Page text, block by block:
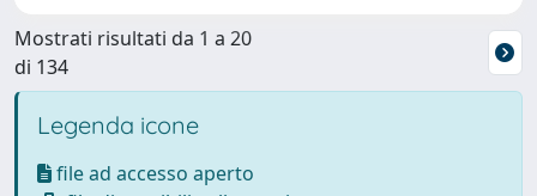
Mostrati risultati da 1 a 20
di 134
Legenda icone
file ad accesso aperto